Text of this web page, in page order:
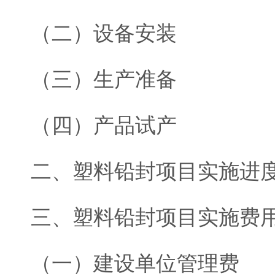
（二）设备安装
（三）生产准备
（四）产品试产
二、塑料铅封项目实施进
三、塑料铅封项目实施费
（一）建设单位管理费